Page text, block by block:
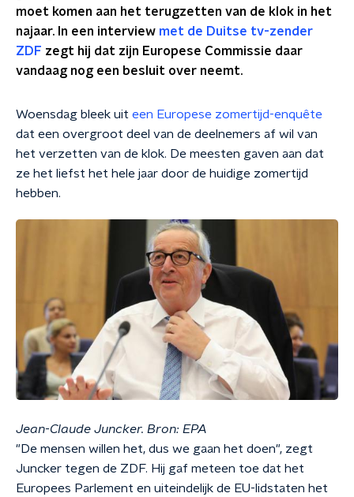
moet komen aan het terugzetten van de klok in het
najaar. In een interview met de Duitse tv-zender
ZDF zegt hij dat zijn Europese Commissie daar
vandaag nog een besluit over neemt.
Woensdag bleek uit een Europese zomertijd-enquête
dat een overgroot deel van de deelnemers af wil van
het verzetten van de klok. De meesten gaven aan dat
ze het liefst het hele jaar door de huidige zomertijd
hebben.
Jean-Claude Juncker. Bron: EPA
"De mensen willen het, dus we gaan het doen", zegt
Juncker tegen de ZDF. Hij gaf meteen toe dat het
Europees Parlement en uiteindelijk de EU-lidstaten het